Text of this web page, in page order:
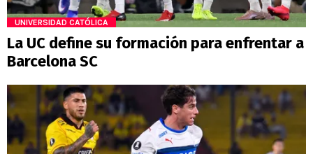
UNIVERSIDAD CATÓLICA
La UC define su formación para enfrentar a
Barcelona SC